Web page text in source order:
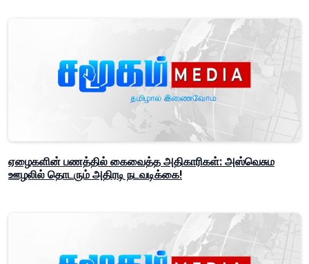
ஏழைகளின் பணத்தில் கைவைத்த அதிகாரிகள்: அஸ்வெசும
ஊழலில் தொடரும் அதிரடி நடவடிக்கை!